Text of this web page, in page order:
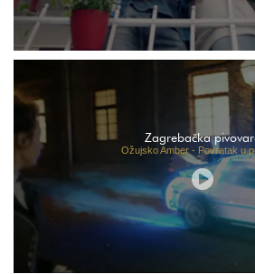
Zagrebačka
Ožujsko Amber - Povratak u